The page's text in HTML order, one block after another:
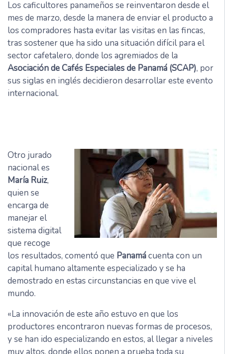
Los caficultores panameños se reinventaron desde el
mes de marzo, desde la manera de enviar el producto a
los compradores hasta evitar las visitas en las fincas,
tras sostener que ha sido una situación difícil para el
sector cafetalero, donde los agremiados de la
Asociación de Cafés Especiales de Panamá (SCAP), por
sus siglas en inglés decidieron desarrollar este evento
internacional.
Otro jurado
nacional es
María Ruiz,
quien se
encarga de
manejar el
sistema digital
que recoge
los resultados, comentó que Panamácuenta con un
capital humano altamente especializado y se ha
demostrado en estas circunstancias en que vive el
mundo.
«La innovación de este año estuvo en que los
productores encontraron nuevas formas de procesos,
y se han ido especializando en estos, al llegar a niveles
muy altos, donde ellos ponen a prueba toda su